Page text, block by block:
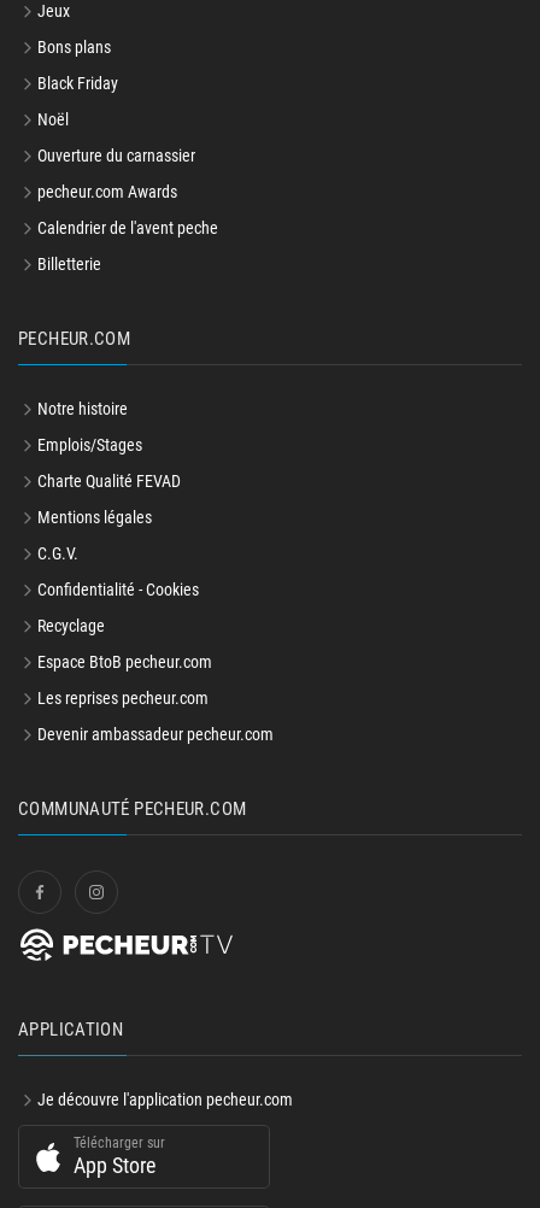
Jeux
Bons plans
Black Friday
Noël
Ouverture du carnassier
pecheur.com Awards
Calendrier de l'avent peche
Billetterie
PECHEUR.COM
Notre histoire
Emplois/Stages
Charte Qualité FEVAD
Mentions légales
C.G.V.
Confidentialité - Cookies
Recyclage
Espace BtoB pecheur.com
Les reprises pecheur.com
Devenir ambassadeur pecheur.com
COMMUNAUTÉ PECHEUR.COM
APPLICATION
Je découvre l'application pecheur.com
Télécharger sur
App Store